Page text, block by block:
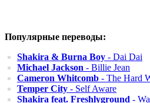
Популярные переводы:
Shakira & Burna Boy - Dai Dai
Michael Jackson - Billie Jean
Cameron Whitcomb - The Hard
Temper City - Self Aware
Shakira feat. Freshlyground -